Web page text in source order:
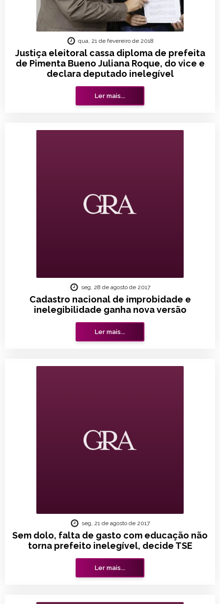
Justiça eleitoral cassa diploma de prefeita
de Pimenta Bueno Juliana Roque, do vice e
declara deputado inelegível
qua, 21 de fevereiro de 2018
Ler mais...
Cadastro nacional de improbidade e
inelegibilidade ganha nova versão
seg, 28 de agosto de 2017
Ler mais...
Sem dolo, falta de gasto com educação não
torna prefeito inelegível, decide TSE
seg, 21 de agosto de 2017
Ler mais...